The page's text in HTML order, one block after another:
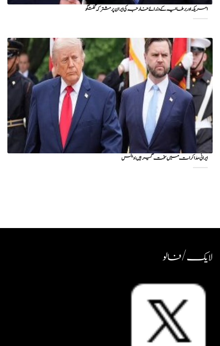
امریکہ اور برطانیہ کے وزرائے خارجہ کی ایران پر مشترکہ گفتگو
ایرانی مذاکرات میں سخت گیر ہیں: وینس
لایک / فالو